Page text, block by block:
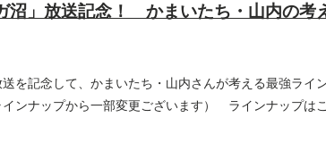
沼」放送記念！ かまいたち・山内の考
送を記念して、かまいたち・山内さんが考える最強ライ
ンナップから一部変更ございます） ラインナップは